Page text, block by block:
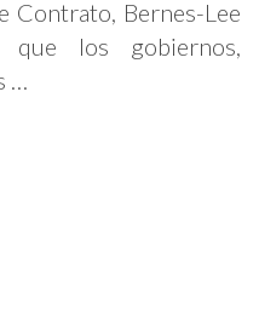
Contrato, Bernes-Lee
los gobiernos,
…